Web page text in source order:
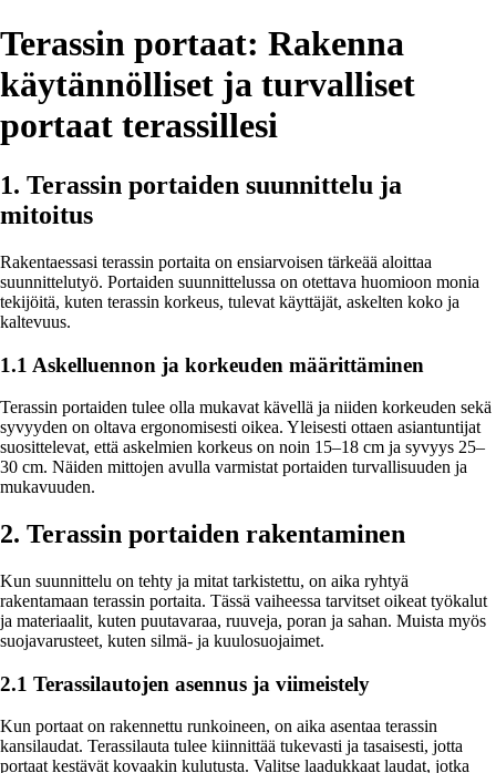
Terassin portaat: Rakenna
käytännölliset ja turvalliset
portaat terassillesi
1. Terassin portaiden suunnittelu ja
mitoitus
Rakentaessasi terassin portaita on ensiarvoisen tärkeää aloittaa
suunnittelutyö. Portaiden suunnittelussa on otettava huomioon monia
tekijöitä, kuten terassin korkeus, tulevat käyttäjät, askelten koko ja
kaltevuus.
1.1 Askelluennon ja korkeuden määrittäminen
Terassin portaiden tulee olla mukavat kävellä ja niiden korkeuden sekä
syvyyden on oltava ergonomisesti oikea. Yleisesti ottaen asiantuntijat
suosittelevat, että askelmien korkeus on noin 15–18 cm ja syvyys 25–
30 cm. Näiden mittojen avulla varmistat portaiden turvallisuuden ja
mukavuuden.
2. Terassin portaiden rakentaminen
Kun suunnittelu on tehty ja mitat tarkistettu, on aika ryhtyä
rakentamaan terassin portaita. Tässä vaiheessa tarvitset oikeat työkalut
ja materiaalit, kuten puutavaraa, ruuveja, poran ja sahan. Muista myös
suojavarusteet, kuten silmä- ja kuulosuojaimet.
2.1 Terassilautojen asennus ja viimeistely
Kun portaat on rakennettu runkoineen, on aika asentaa terassin
kansilaudat. Terassilauta tulee kiinnittää tukevasti ja tasaisesti, jotta
portaat kestävät kovaakin kulutusta. Valitse laadukkaat laudat, jotka